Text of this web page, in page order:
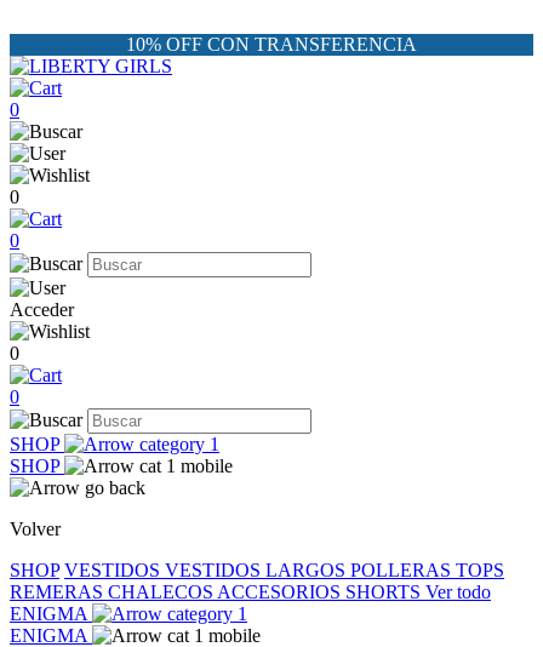
10% OFF CON TRANSFERENCIA
0
0
0
Acceder
0
0
SHOP
SHOP
Volver
SHOP VESTIDOS VESTIDOS LARGOS POLLERAS TOPS
REMERAS CHALECOS ACCESORIOS SHORTS Ver todo
ENIGMA
ENIGMA